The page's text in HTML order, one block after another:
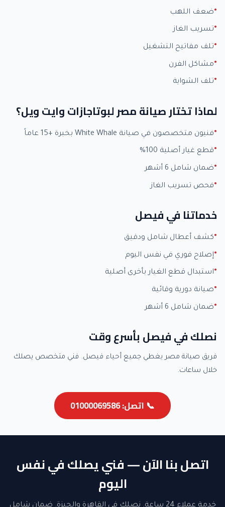
ضعف اللهب
تسريب الغاز
تلف مفاتيح التشغيل
مشاكل الفرن
تلف الشواية
لماذا تختار صيانة مصر لبوتاجازات وايت ويل؟
فنيون متخصصون في صيانة White Whale بخبرة +15 عاماً
قطع غيار أصلية 100%
ضمان شامل 6 أشهر
فحص تسريب الغاز
خدماتنا في فيصل
كشف أعطال شامل ودقيق
إصلاح فوري في نفس اليوم
استبدال قطع الغيار بأخرى أصلية
صيانة دورية وقائية
ضمان شامل 6 أشهر
نصلك في فيصل بأسرع وقت
فريق صيانة مصر يغطي جميع أحياء فيصل. فني متخصص يصلك
خلال ساعات.
📞 اتصل: 01000069586
اتصل بنا الآن — فني يصلك في نفس
اليوم